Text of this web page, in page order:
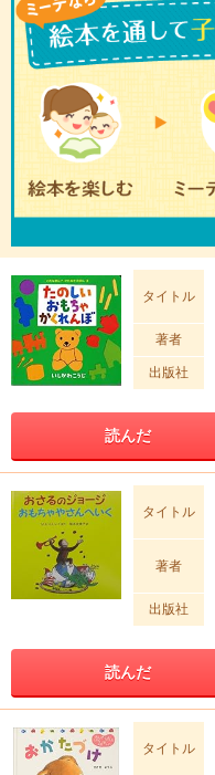
タイトル
著者
出版社
読んだ
タイトル
著者
出版社
読んだ
タイトル